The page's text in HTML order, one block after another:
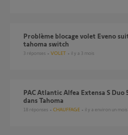
Problème blocage volet Eveno suite à un appairage box
tahoma switch
3 réponses VOLET il y a 3 mois
PAC Atlantic Alfea Extensa S Duo 5 : problème d’affichage
dans Tahoma
18 réponses CHAUFFAGE il y a environ un mois